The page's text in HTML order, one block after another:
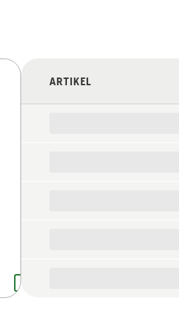
ARTIKEL